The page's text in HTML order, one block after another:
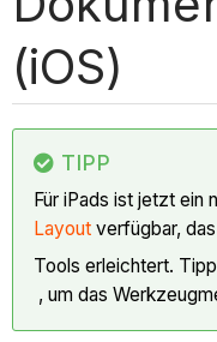
(iOS)
TIPP
Für iPads ist jetzt ein
Layout verfügbar,
Tools erleichtert.
, um das